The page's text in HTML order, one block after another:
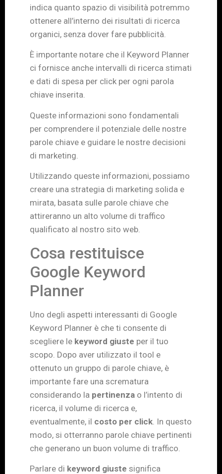
indica quanto spazio di visibilità potremmo
ottenere all’interno dei risultati di ricerca
organici, senza dover fare pubblicità.
È importante notare che il Keyword Planner
ci fornisce anche intervalli di ricerca stimati
e dati di spesa per click per ogni parola
chiave inserita.
Queste informazioni sono fondamentali
per comprendere il potenziale delle nostre
parole chiave e guidare le nostre decisioni
di marketing.
Utilizzando queste informazioni, possiamo
creare una strategia di marketing solida e
mirata, basata sulle parole chiave che
attireranno un alto volume di traffico
qualificato al nostro sito web.
Cosa restituisce
Google Keyword
Planner
Uno degli aspetti interessanti di Google
Keyword Planner è che ti consente di
scegliere le keyword giuste per il tuo
scopo. Dopo aver utilizzato il tool e
ottenuto un gruppo di parole chiave, è
importante fare una scrematura
considerando la pertinenza o l’intento di
ricerca, il volume di ricerca e,
eventualmente, il costo per click . In questo
modo, si otterranno parole chiave pertinenti
che generano un buon volume di traffico.
Parlare di keyword giuste significa